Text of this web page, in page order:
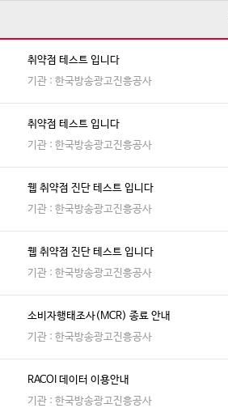
취약점 테스트 입니다
기관 : 한국방송광고진흥공사
취약점 테스트 입니다
기관 : 한국방송광고진흥공사
웹 취약점 진단 테스트 입니다
기관 : 한국방송광고진흥공사
웹 취약점 진단 테스트 입니다
기관 : 한국방송광고진흥공사
소비자행태조사(MCR) 종료 안내
기관 : 한국방송광고진흥공사
RACOI 데이터 이용안내
기관 : 한국방송광고진흥공사